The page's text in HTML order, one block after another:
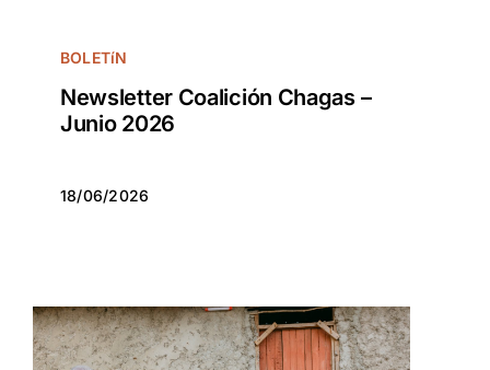
BOLETíN
Newsletter Coalición Chagas –
Junio 2026
18/06/2026
18/06/2026